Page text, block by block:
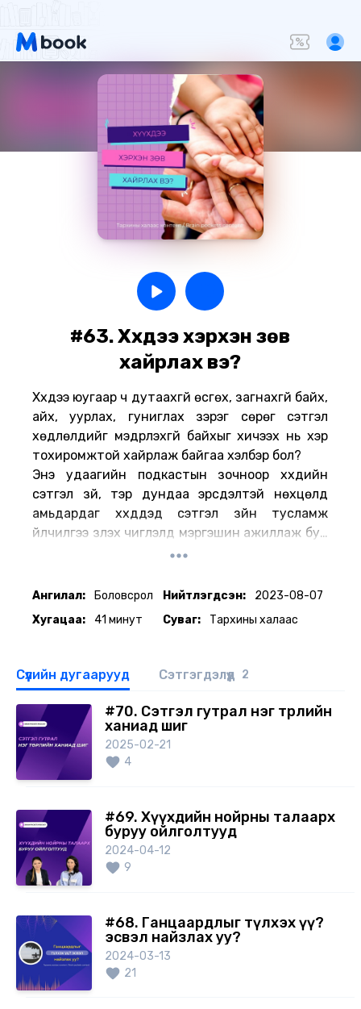
#63. Хүүхдээ хэрхэн зөв
хайрлах вэ?
Хүүхдээ юугаар ч дутаахгүй өсгөх, загнахгүй байх,
айх, уурлах, гуниглах зэрэг сөрөг сэтгэл
хөдлөлүүдийг мэдрүүлэхгүй байхыг хичээх нь хэр
тохиромжтой хайрлаж байгаа хэлбэр бол?
Энэ удаагийн подкастын зочноор хүүхдийн
сэтгэл зүй, тэр дундаа эрсдэлтэй нөхцөлд
амьдардаг хүүхдүүдэд сэтгэл зүйн тусламж
үйлчилгээ үзүүлэх чиглэлд мэргэшин ажиллаж буй
сэтгэл зүйч Э.Номин-Эрдэнэ оролцлоо. Таны
гэдгийг юунаас мэдэрдэг, хайраа хүүхдэдээ
энэ удаагийн подкастаас сонсоорой.
Ангилал:
Боловсрол
Хугацаа:
41 минут
Нийтлэгдсэн:
2023-08-07
Суваг:
Тархины халаас
Сүүлийн дугаарууд Сэтгэгдэлүүд 2
#70. Сэтгэл гутрал нэг төрлийн
ханиад шиг
2025-02-21
4
#69. Хүүхдийн нойрны талаарх
буруу ойлголтууд
2024-04-12
9
#68. Ганцаардлыг түлхэх үү?
эсвэл найзлах уу?
2024-03-13
21